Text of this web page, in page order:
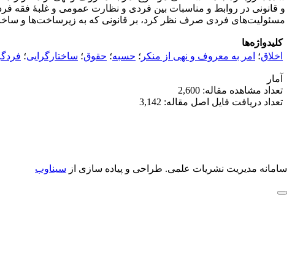
و قانونی در روابط و مناسبات بین فردی و نظارت عمومی و غلبۀ فقه
مسئولیت‌های فردی صرف نظر کرد، بر قانونی که به زیر‌ساخت‌ها و
کلیدواژه‌ها
اخلاق؛ امر به معروف و نهی از منکر ؛ حسبه؛ حقوق؛ ساختارگرایی؛
آمار
تعداد مشاهده مقاله: 2,600
تعداد دریافت فایل اصل مقاله: 3,142
سامانه مدیریت نشریات علمی. طراحی و پیاده سازی از سیناوب